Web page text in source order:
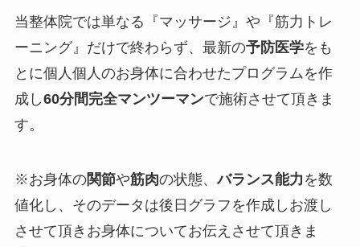
当整体院では単なる『マッサージ』や『筋力トレ
ーニング』だけで終わらず、最新の予防医学をも
とに個人個人のお身体に合わせたプログラムを作
成し60分間完全マンツーマンで施術させて頂きま
す。
※お身体の関節や筋肉の状態、バランス能力 を数
値化し、そのデータは後日グラフを作成しお渡し
させて頂きお身体についてお伝えさせて頂きま